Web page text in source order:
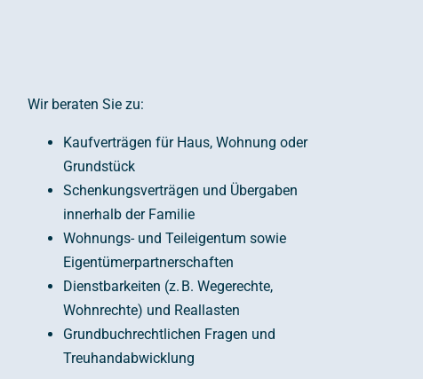
Wir beraten Sie zu:
Kaufverträgen für Haus, Wohnung oder
Grundstück
Schenkungsverträgen und Übergaben
innerhalb der Familie
Wohnungs- und Teileigentum sowie
Eigentümerpartnerschaften
Dienstbarkeiten (z. B. Wegerechte,
Wohnrechte) und Reallasten
Grundbuchrechtlichen Fragen und
Treuhandabwicklung